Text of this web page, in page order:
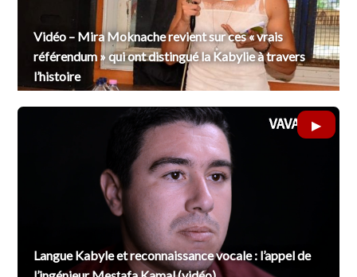
Vidéo – Mira Moknache revient sur ces « vrais
référendum » qui ont distingué la Kabylie à travers
l’histoire
Langue Kabyle et reconnaissance vocale : l’appel de